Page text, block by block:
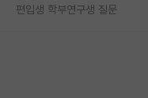
편입생 학부연구생 질문